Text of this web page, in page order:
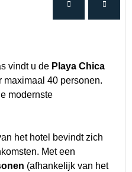
vindt u de Playa Chica
maximaal 40 personen.
modernste
het hotel bevindt zich
Met een
(afhankelijk van het